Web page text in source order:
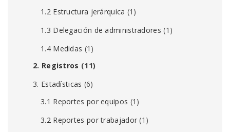
1.2 Estructura jerárquica (1)
1.3 Delegación de administradores (1)
1.4 Medidas (1)
2. Registros (11)
3. Estadísticas (6)
3.1 Reportes por equipos (1)
3.2 Reportes por trabajador (1)